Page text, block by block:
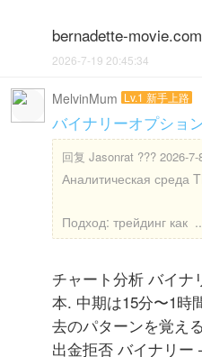
bernadette-movie.com
2026-7-19 20:45:34
MelvinMum Lv.1 新手上路
バイナリーオプショ
回复 Jasonrat ??? 2026-
Аналитическая среда
Подход: трейдинг как
チャート分析 バイナ
本. 中期は15分〜1時
去のパターンを覚える
出金拒否 バイナリー